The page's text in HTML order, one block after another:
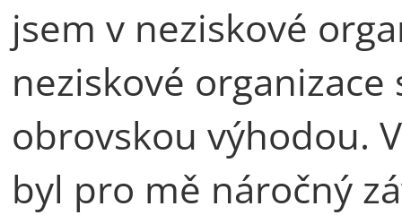
jsem v neziskové
neziskové
obrovskou výhodou.
byl pro mě náročný